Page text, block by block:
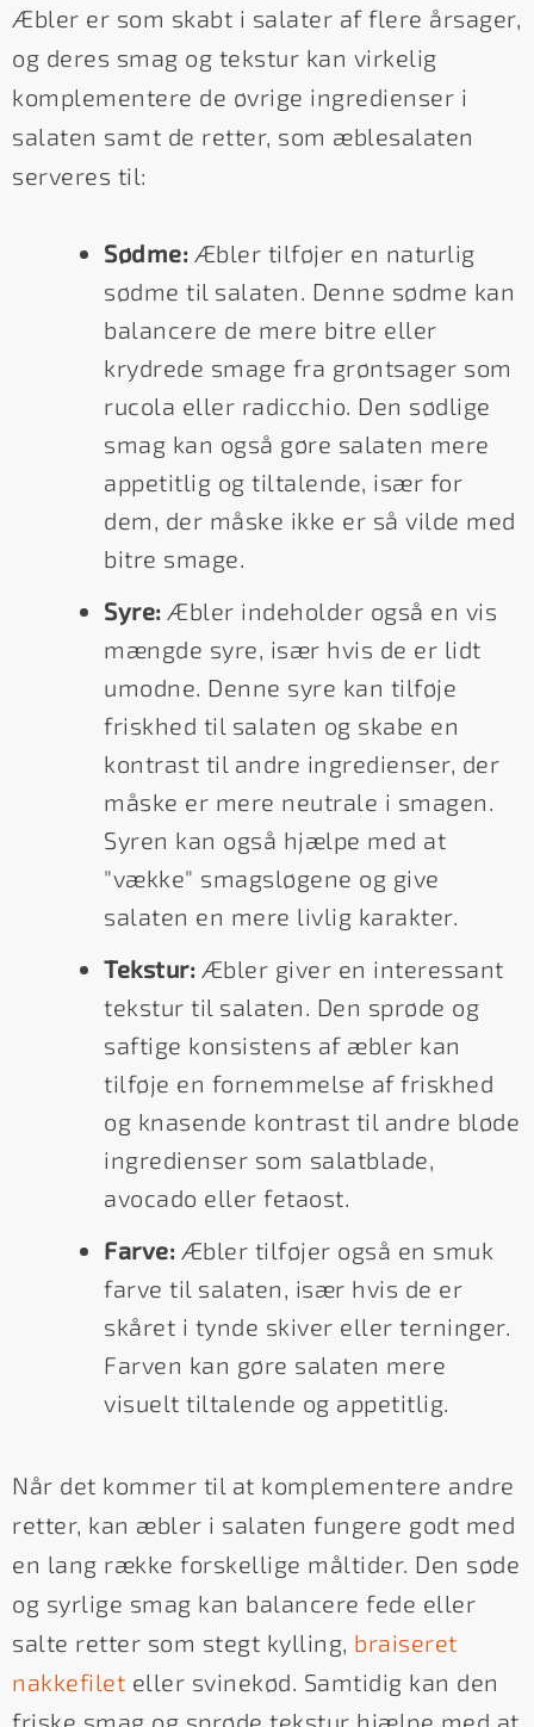
Æbler er som skabt i salater af flere årsager,
og deres smag og tekstur kan virkelig
komplementere de øvrige ingredienser i
salaten samt de retter, som æblesalaten
serveres til:
Sødme: Æbler tilføjer en naturlig
sødme til salaten. Denne sødme kan
balancere de mere bitre eller
krydrede smage fra grøntsager som
rucola eller radicchio. Den sødlige
smag kan også gøre salaten mere
appetitlig og tiltalende, især for
dem, der måske ikke er så vilde med
bitre smage.
Syre: Æbler indeholder også en vis
mængde syre, især hvis de er lidt
umodne. Denne syre kan tilføje
friskhed til salaten og skabe en
kontrast til andre ingredienser, der
måske er mere neutrale i smagen.
Syren kan også hjælpe med at
"vække" smagsløgene og give
salaten en mere livlig karakter.
Tekstur: Æbler giver en interessant
tekstur til salaten. Den sprøde og
saftige konsistens af æbler kan
tilføje en fornemmelse af friskhed
og knasende kontrast til andre bløde
ingredienser som salatblade,
avocado eller fetaost.
Farve: Æbler tilføjer også en smuk
farve til salaten, især hvis de er
skåret i tynde skiver eller terninger.
Farven kan gøre salaten mere
visuelt tiltalende og appetitlig.
Når det kommer til at komplementere andre
retter, kan æbler i salaten fungere godt med
en lang række forskellige måltider. Den søde
og syrlige smag kan balancere fede eller
salte retter som stegt kylling, braiseret
nakkefilet eller svinekød. Samtidig kan den
friske smag og sprøde tekstur hjælpe med at